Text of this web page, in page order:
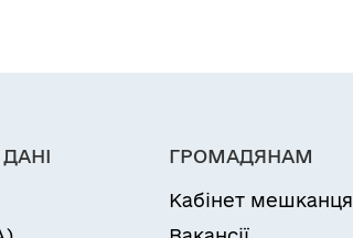
ГРОМАДЯНАМ
Кабінет мешканця